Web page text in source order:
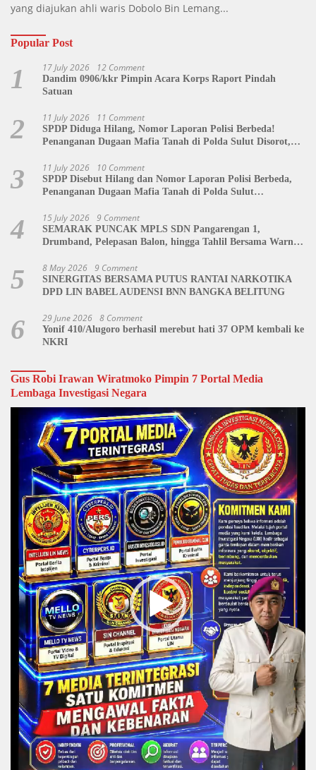
yang diajukan ahli waris Dobolo Bin Lemang...
Popular Post
1 17 July 2026 12 Comment
Dandim 0906/kkr Pimpin Acara Korps Raport Pindah
Satuan
2 11 July 2026 11 Comment
SPDP Diduga Hilang, Nomor Laporan Polisi Berbeda!
Penanganan Dugaan Mafia Tanah di Polda Sulut Disorot,
3 11 July 2026 10 Comment
SPDP Disebut Hilang dan Nomor Laporan Polisi Berbeda,
Penanganan Dugaan Mafia Tanah di Polda Sulut
4 15 July 2026 9 Comment
SEMARAK PUNCAK MPLS SDN Pangarengan 1,
Drumband, Pelepasan Balon, hingga Tahlil Bersama Warnai
5 8 May 2026 9 Comment
SINERGITAS BERSAMA PUTUS RANTAI NARKOTIKA
DPD LIN BABEL AUDENSI BNN BANGKA BELITUNG
6 29 June 2026 8 Comment
Yonif 410/Alugoro berhasil merebut hati 37 OPM kembali ke
NKRI
Gus Robi Irawan Wiratmoko Pimpin 7 Portal Media
Lembaga Investigasi Negara
Video
Player